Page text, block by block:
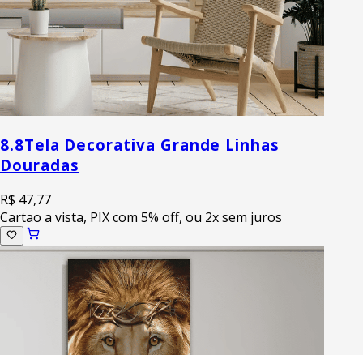
8.8Tela Decorativa Grande Linhas
Douradas
R$ 47,77
Cartao a vista, PIX com 5% off, ou 2x sem juros